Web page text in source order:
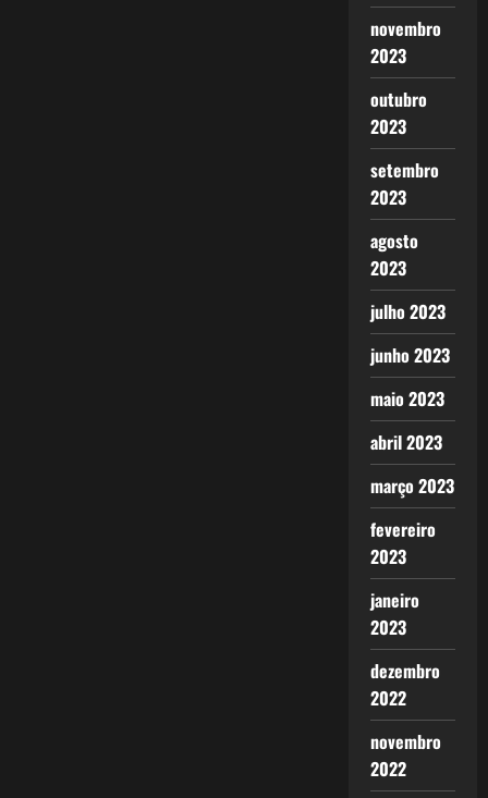
novembro
2023
outubro
2023
setembro
2023
agosto
2023
julho 2023
junho 2023
maio 2023
abril 2023
março 2023
fevereiro
2023
janeiro
2023
dezembro
2022
novembro
2022